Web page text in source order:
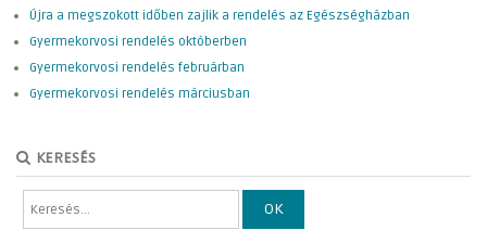
Újra a megszokott időben zajlik a rendelés az Egészségházban
Gyermekorvosi rendelés októberben
Gyermekorvosi rendelés februárban
Gyermekorvosi rendelés márciusban
KERESÉS
OK